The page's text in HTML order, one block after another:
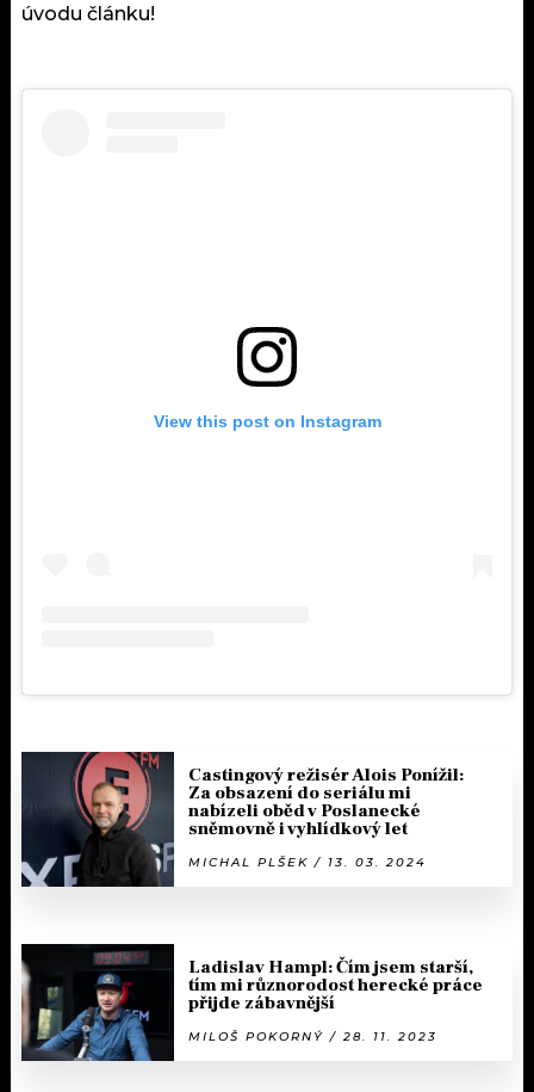
úvodu článku!
View this post on Instagram
Castingový režisér Alois Ponížil:
Za obsazení do seriálu mi
nabízeli oběd v Poslanecké
sněmovně i vyhlídkový let
MICHAL PLŠEK / 13. 03. 2024
Ladislav Hampl: Čím jsem starší,
tím mi různorodost herecké práce
přijde zábavnější
MILOŠ POKORNÝ / 28. 11. 2023